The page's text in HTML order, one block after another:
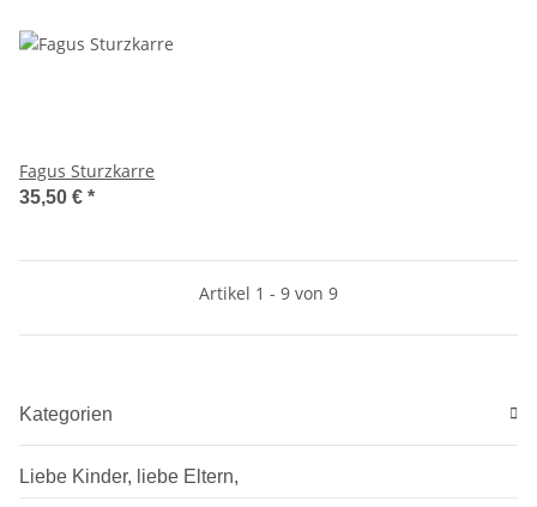
Fagus Sturzkarre
35,50 € *
Artikel 1 - 9 von 9
Kategorien
Liebe Kinder, liebe Eltern,